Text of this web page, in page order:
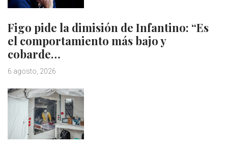
Figo pide la dimisión de Infantino: “Es
el comportamiento más bajo y
cobarde…
6 agosto, 2026